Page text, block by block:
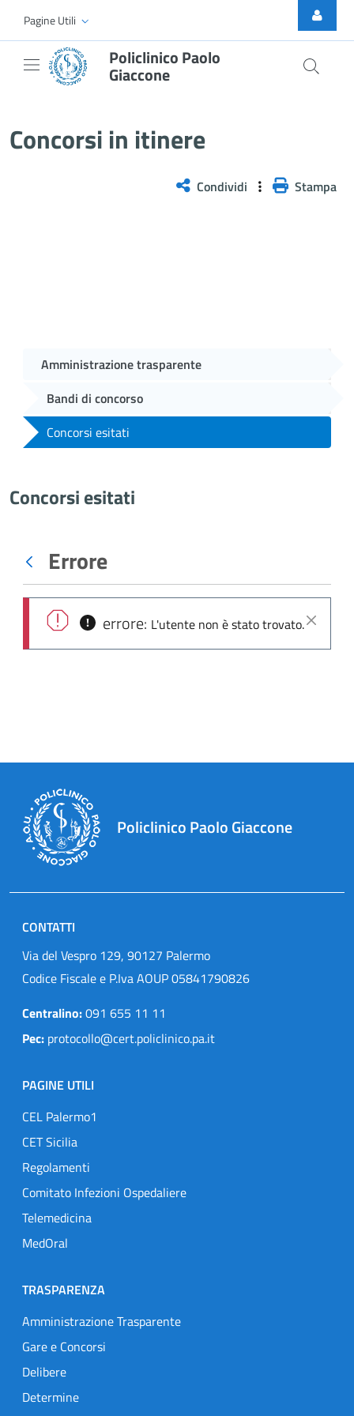
Skip to Main Content
Pagine Utili
Policlinico Paolo
Giaccone
Concorsi in itinere
Condividi Stampa
Amministrazione trasparente
Bandi di concorso
Concorsi esitati
Concorsi esitati
Indietro
Errore
Chiudi
errore: L'utente non è stato trovato.
Policlinico Paolo Giaccone
CONTATTI
Via del Vespro 129, 90127 Palermo
Codice Fiscale e P.Iva AOUP 05841790826
Centralino:091 655 11 11
Pec: protocollo@cert.policlinico.pa.it
PAGINE UTILI
CEL Palermo1
CET Sicilia
Regolamenti
Comitato Infezioni Ospedaliere
Telemedicina
MedOral
TRASPARENZA
Amministrazione Trasparente
Gare e Concorsi
Delibere
Determine